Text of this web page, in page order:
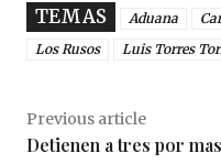
TEMAS Aduana
Los Rusos
Luis Torres
Previous article
Detienen a tres por